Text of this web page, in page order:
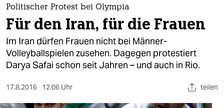
themen
politik
öko
gesellschaft
Politischer Protest bei Olympia
Für den Iran, für die Frauen
Im Iran dürfen Frauen nicht bei Männer-
Volleyballspielen zusehen. Dagegen protestiert
Darya Safai schon seit Jahren – und auch in Rio.
17.8.2016 12:06 Uhr teilen